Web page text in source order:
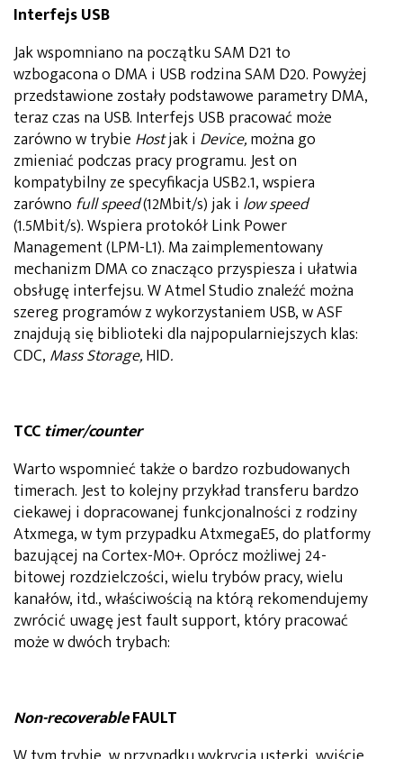
Interfejs USB
Jak wspomniano na początku SAM D21 to
wzbogacona o DMA i USB rodzina SAM D20. Powyżej
przedstawione zostały podstawowe parametry DMA,
teraz czas na USB. Interfejs USB pracować może
zarówno w trybie Hostjak i Device,można go
zmieniać podczas pracy programu. Jest on
kompatybilny ze specyfikacja USB2.1, wspiera
zarówno full speed(12Mbit/s) jak i low speed
(1.5Mbit/s). Wspiera protokół Link Power
Management (LPM-L1). Ma zaimplementowany
mechanizm DMA co znacząco przyspiesza i ułatwia
obsługę interfejsu. W Atmel Studio znaleźć można
szereg programów z wykorzystaniem USB, w ASF
znajdują się biblioteki dla najpopularniejszych klas:
CDC, Mass Storage,HID.
TCC timer/counter
Warto wspomnieć także o bardzo rozbudowanych
timerach. Jest to kolejny przykład transferu bardzo
ciekawej i dopracowanej funkcjonalności z rodziny
Atxmega, w tym przypadku AtxmegaE5, do platformy
bazującej na Cortex-M0+. Oprócz możliwej 24-
bitowej rozdzielczości, wielu trybów pracy, wielu
kanałów, itd., właściwością na którą rekomendujemy
zwrócić uwagę jest fault support, który pracować
może w dwóch trybach:
Non-recoverableFAULT